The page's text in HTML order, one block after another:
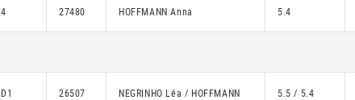
4 27480 HOFFMANN Anna 5.4
D1 26507
NEGRINHO Léa / HOFFMANN
5.5 / 5.4